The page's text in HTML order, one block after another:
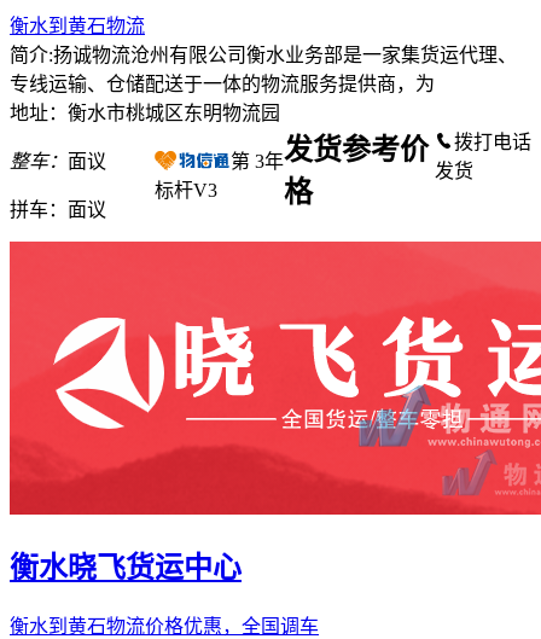
衡水到黄石物流
简介:扬诚物流沧州有限公司衡水业务部是一家集货运代理、
专线运输、仓储配送于一体的物流服务提供商，为
地址：衡水市桃城区东明物流园
整车： 面议
拼车： 面议
第 3年
标杆V3
拨打电话
发货
衡水晓飞货运中心
衡水到黄石物流价格优惠，全国调车
发货参考价
格